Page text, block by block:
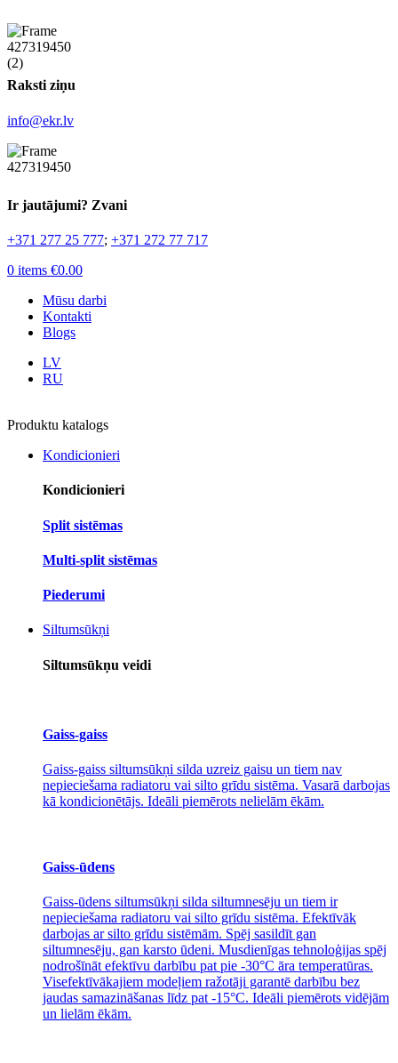
Raksti ziņu
info@ekr.lv
Ir jautājumi? Zvani
+371 277 25 777; +371 272 77 717
0 items €0.00
Mūsu darbi
Kontakti
Blogs
LV
RU
Produktu katalogs
Kondicionieri
Kondicionieri
Split sistēmas
Multi-split sistēmas
Piederumi
Siltumsūkņi
Siltumsūkņu veidi
Gaiss-gaiss
Gaiss-gaiss siltumsūkņi silda uzreiz gaisu un tiem nav
nepieciešama radiatoru vai silto grīdu sistēma. Vasarā darbojas
kā kondicionētājs. Ideāli piemērots nelielām ēkām.
Gaiss-ūdens
Gaiss-ūdens siltumsūkņi silda siltumnesēju un tiem ir
nepieciešama radiatoru vai silto grīdu sistēma. Efektīvāk
darbojas ar silto grīdu sistēmām. Spēj sasildīt gan
siltumnesēju, gan karsto ūdeni. Musdienīgas tehnoloģijas spēj
nodrošīnāt efektīvu darbību pat pie -30°C āra temperatūras.
Visefektīvākajiem modeļiem ražotāji garantē darbību bez
jaudas samazināšanas līdz pat -15°C. Ideāli piemērots vidējām
un lielām ēkām.